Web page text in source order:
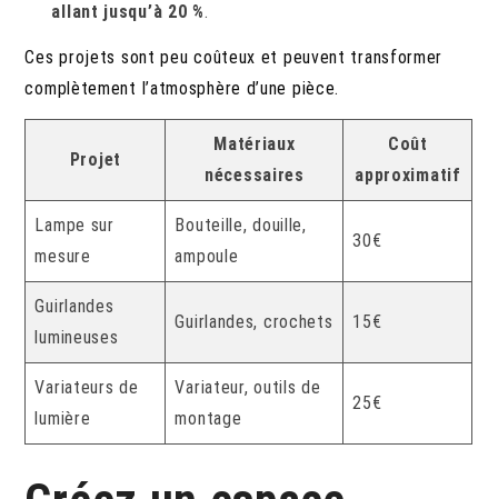
allant jusqu’à 20 %.
Ces projets sont peu coûteux et peuvent transformer
complètement l’atmosphère d’une pièce.
Projet
Matériaux
nécessaires
Coût
approximatif
Lampe sur
mesure
Bouteille, douille,
ampoule
30€
Guirlandes
lumineuses
Guirlandes, crochets 15€
Variateurs de
lumière
Variateur, outils de
montage
25€